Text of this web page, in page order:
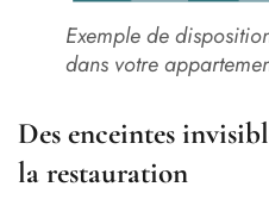
Exemple de
dans votre
Des enceintes
la restauration